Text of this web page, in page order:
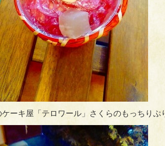
ーキ屋「テロワール」さくらのもっちりぷ